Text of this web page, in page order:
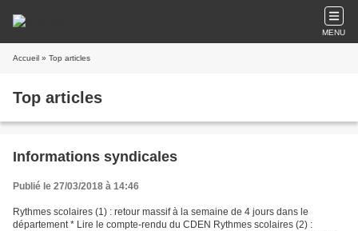
MENU
Accueil » Top articles
Top articles
Informations syndicales
Publié le 27/03/2018 à 14:46
Rythmes scolaires (1) : retour massif à la semaine de 4 jours dans le
département * Lire le compte-rendu du CDEN Rythmes scolaires (2) :